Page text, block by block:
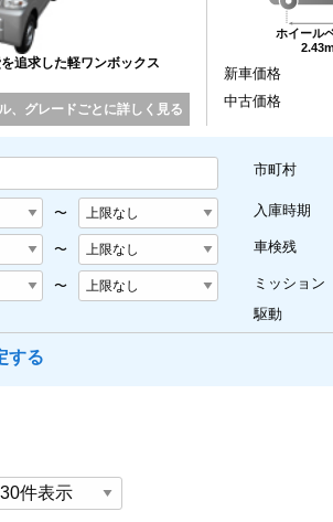
追求した軽ワンボックス
、グレードごとに詳しく見る
ホイール
新車価格
中古価格
〜
〜
〜
市町村
入庫時期
車検残
ミッション
駆動
する